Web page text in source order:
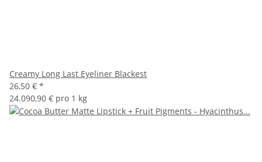
Creamy Long Last Eyeliner Blackest
26,50 € *
24.090,90 € pro 1 kg